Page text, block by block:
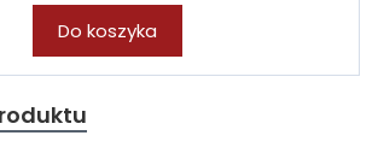
Do koszyka